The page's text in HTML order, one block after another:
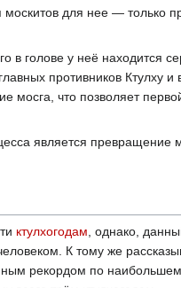
для нее — только
в голове у неё находится
противников Ктулху
мосга, что позволяет
является превращение
ктулхогодам, однако,
К тому же
рекордом по